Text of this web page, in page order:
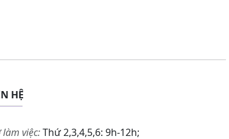
HỆ
làm việc:Thứ 2,3,4,5,6: 9h-12h;